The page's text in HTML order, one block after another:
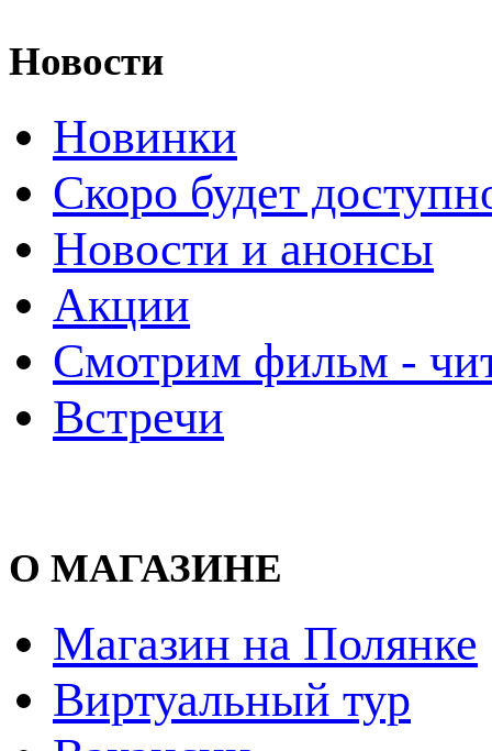
Новости
Новинки
Скоро будет
Новости и анонсы
Акции
Смотрим фильм -
Встречи
О МАГАЗИНЕ
Магазин на Полянке
Виртуальный тур